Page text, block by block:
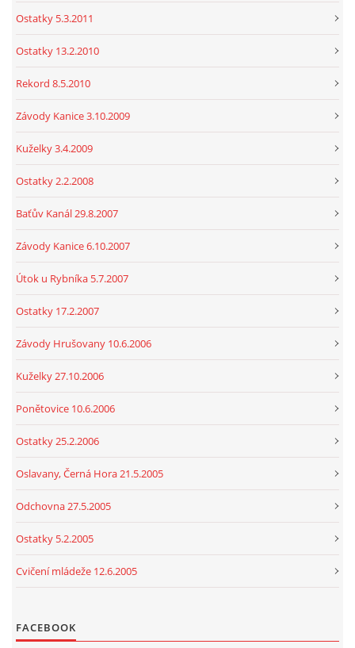
Ostatky 5.3.2011
Ostatky 13.2.2010
Rekord 8.5.2010
Závody Kanice 3.10.2009
Kuželky 3.4.2009
Ostatky 2.2.2008
Baťův Kanál 29.8.2007
Závody Kanice 6.10.2007
Útok u Rybníka 5.7.2007
Ostatky 17.2.2007
Závody Hrušovany 10.6.2006
Kuželky 27.10.2006
Ponětovice 10.6.2006
Ostatky 25.2.2006
Oslavany, Černá Hora 21.5.2005
Odchovna 27.5.2005
Ostatky 5.2.2005
Cvičení mládeže 12.6.2005
FACEBOOK